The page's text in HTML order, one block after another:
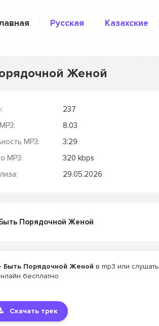
Русская Казахские
Женой
237
8.03
MP3:
3:29
MP3:
320 kbps
29.05.2026
Порядочной Женой
Быть Порядочной Женой в mp3 или слушать
бесплатно
Скачать трек